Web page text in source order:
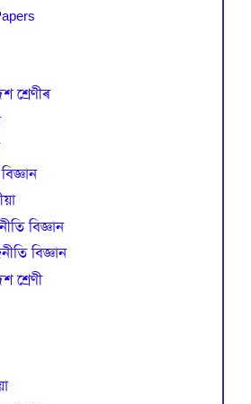
শ্ৰেণীৰ
বিজ্ঞান
বিজ্ঞান
শ্ৰেণী